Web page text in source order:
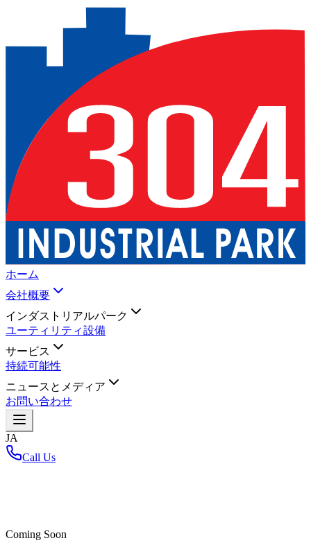
ホーム
会社概要
インダストリアルパーク
ユーティリティ設備
サービス
持続可能性
ニュースとメディア
お問い合わせ
JA
Call Us
Coming Soon